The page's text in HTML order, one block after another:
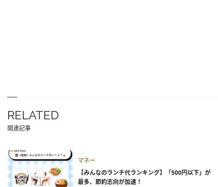
RELATED
関連記事
マネー
【みんなのランチ代ランキング】「500円以下」が
最多、節約志向が加速！